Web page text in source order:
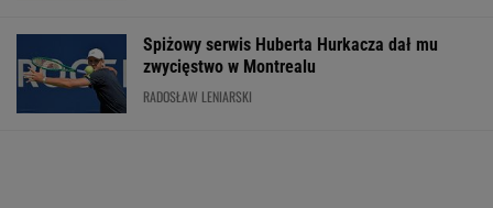
Spiżowy serwis Huberta Hurkacza dał mu
zwycięstwo w Montrealu
RADOSŁAW LENIARSKI